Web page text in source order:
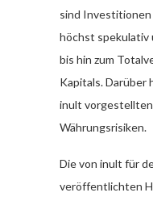
sind
höchst spekulativ
bis hin zum
Kapitals. Darüber
inult
Währungsrisiken.
Die von inult für
veröffentlichten